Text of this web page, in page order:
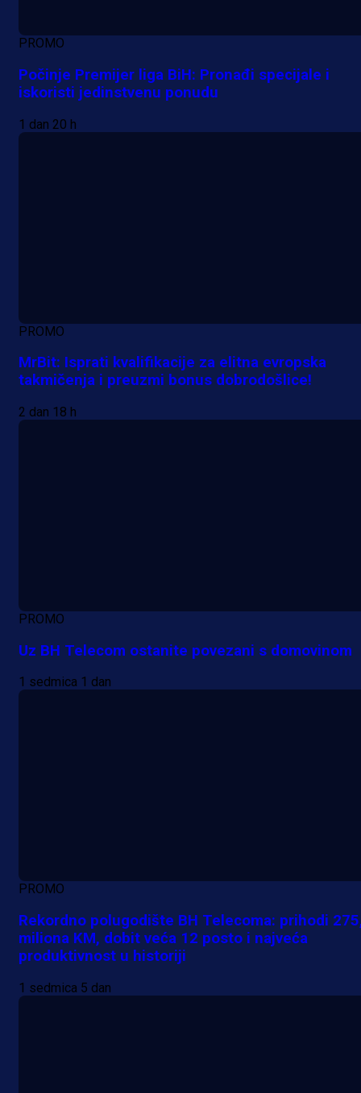
PROMO
Počinje Premijer liga BiH: Pronađi specijale i
iskoristi jedinstvenu ponudu
1 dan 20 h
PROMO
MrBit: Isprati kvalifikacije za elitna evropska
takmičenja i preuzmi bonus dobrodošlice!
2 dan 18 h
PROMO
Uz BH Telecom ostanite povezani s domovinom
1 sedmica 1 dan
PROMO
Rekordno polugodište BH Telecoma: prihodi
miliona KM, dobit veća 12 posto i najveća
produktivnost u historiji
1 sedmica 5 dan